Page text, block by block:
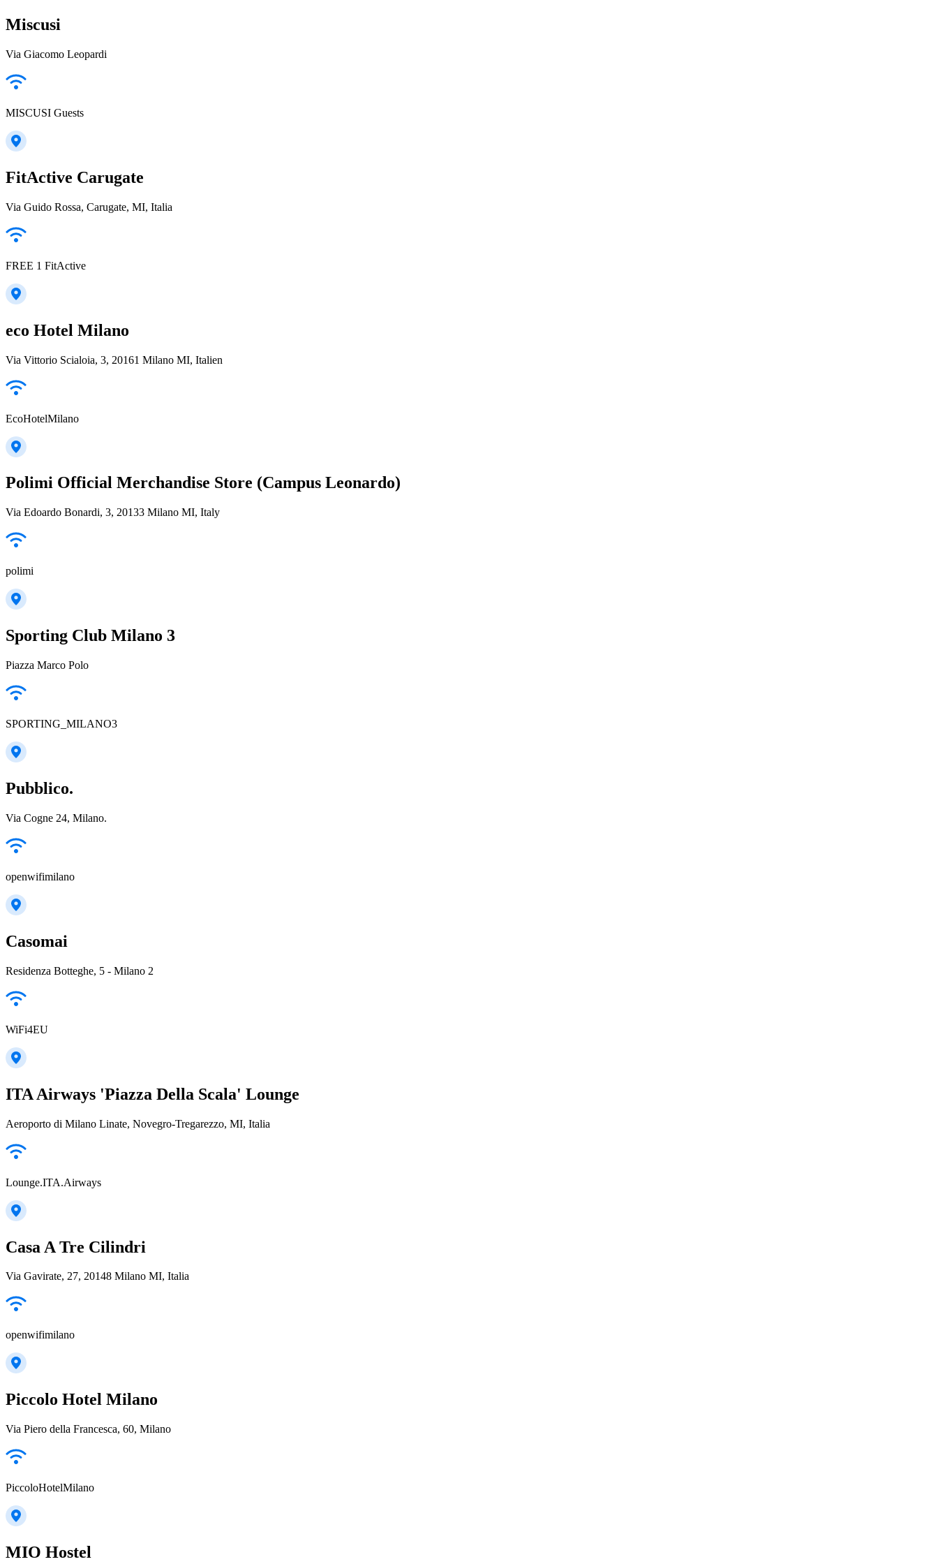
Miscusi
Via Giacomo Leopardi
MISCUSI Guests
FitActive Carugate
Via Guido Rossa, Carugate, MI, Italia
FREE 1 FitActive
eco Hotel Milano
Via Vittorio Scialoia, 3, 20161 Milano MI, Italien
EcoHotelMilano
Polimi Official Merchandise Store (Campus Leonardo)
Via Edoardo Bonardi, 3, 20133 Milano MI, Italy
polimi
Sporting Club Milano 3
Piazza Marco Polo
SPORTING_MILANO3
Pubblico.
Via Cogne 24, Milano.
openwifimilano
Casomai
Residenza Botteghe, 5 - Milano 2
WiFi4EU
ITA Airways 'Piazza Della Scala' Lounge
Aeroporto di Milano Linate, Novegro-Tregarezzo, MI, Italia
Lounge.ITA.Airways
Casa A Tre Cilindri
Via Gavirate, 27, 20148 Milano MI, Italia
openwifimilano
Piccolo Hotel Milano
Via Piero della Francesca, 60, Milano
PiccoloHotelMilano
MIO Hostel